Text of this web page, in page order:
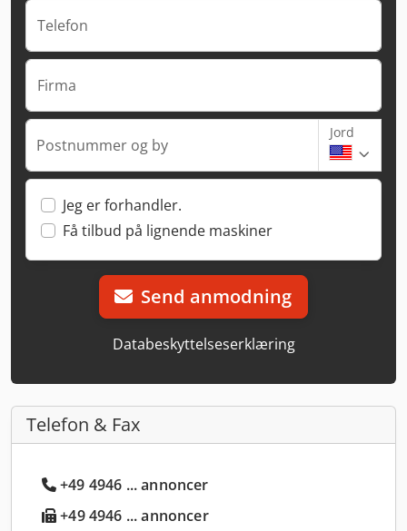
Telefon
Firma
Postnummer og by
Jord
Jeg er forhandler.
Få tilbud på lignende maskiner
Send anmodning
Databeskyttelseserklæring
Telefon & Fax
+49 4946 ... annoncer
+49 4946 ... annoncer